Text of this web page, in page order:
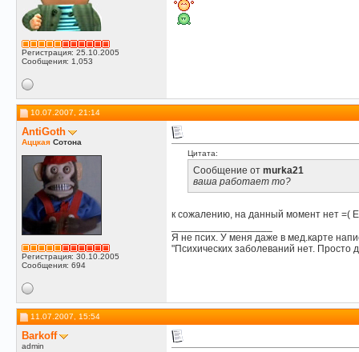
Регистрация: 25.10.2005
Сообщения: 1,053
10.07.2007, 21:14
AntiGoth
Аццкая Сотона
Регистрация: 30.10.2005
Сообщения: 694
Цитата:
Сообщение от murka21
ваша работает то?
к сожалению, на данный момент нет =(
Я не псих. У меня даже в мед.карте
"Психических заболеваний нет. Просто
11.07.2007, 15:54
Barkoff
admin